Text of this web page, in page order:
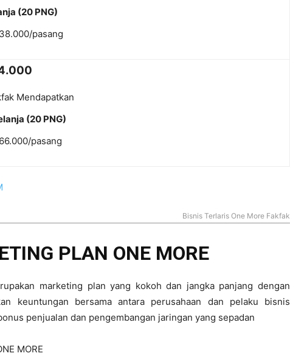
(20 PNG)
pasang
Mendapatkan
(20 PNG)
pasang
Bisnis Terlaris One More Fakfak
PLAN ONE MORE
marketing plan yang kokoh dan jangka panjang dengan
keuntungan bersama antara perusahaan dan pelaku bisnis
penjualan dan pengembangan jaringan yang sepadan
MORE